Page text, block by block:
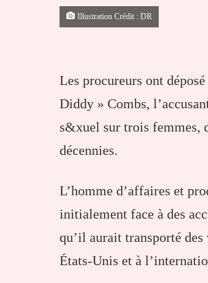
Illustration Crédit : DR
Les procureurs ont
Diddy » Combs,
s&xuel sur trois femmes,
décennies.
L’homme d’affaires et
initialement face à des
qu’il aurait transporté
États-Unis et à